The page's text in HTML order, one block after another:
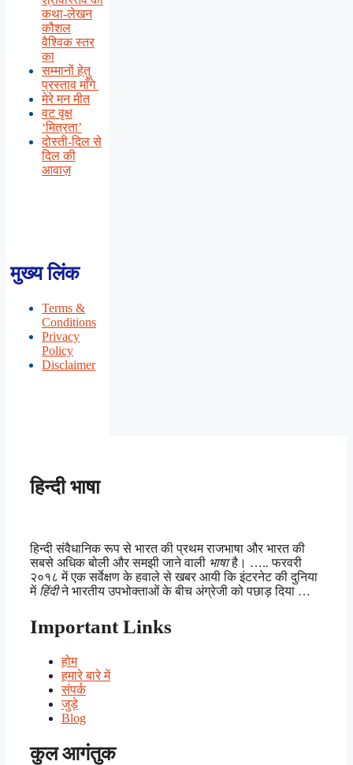
कथा-लेखन
कौशल
वैश्विक स्तर
का
सम्मानों हेतु
प्रस्ताव माँगे
मेरे मन मीत
वट वृक्ष
‘मित्रता’
दोस्ती-दिल से
दिल की
आवाज़
मुख्य लिंक
Terms &
Conditions
Privacy
Policy
Disclaimer
हिन्दी भाषा
हिन्दी संवैधानिक रूप से भारत की प्रथम राजभाषा और भारत की
सबसे अधिक बोली और समझी जाने वाली भाषाहै। ….. फरवरी
२०१८ में एक सर्वेक्षण के हवाले से खबर आयी कि इंटरनेट की दुनिया
में हिंदीने भारतीय उपभोक्ताओं के बीच अंग्रेजी को पछाड़ दिया …
Important Links
होम
हमारे बारे में
संपर्क
जुड़े
Blog
कुल आगंतुक